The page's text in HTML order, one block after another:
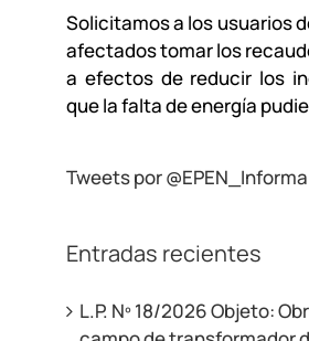
Solicitamos a los usuarios
afectados tomar los
a efectos de reducir los
que la falta de energía
Tweets por @EPEN_Informa
Entradas recientes
L.P. Nº 18/2026 Objeto: